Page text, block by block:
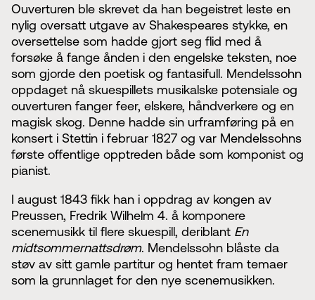
Ouverturen ble skrevet da han begeistret leste en
nylig oversatt utgave av Shakespeares stykke, en
oversettelse som hadde gjort seg flid med å
forsøke å fange ånden i den engelske teksten, noe
som gjorde den poetisk og fantasifull. Mendelssohn
oppdaget nå skuespillets musikalske potensiale og
ouverturen fanger feer, elskere, håndverkere og en
magisk skog. Denne hadde sin urframføring på en
konsert i Stettin i februar 1827 og var Mendelssohns
første offentlige opptreden både som komponist og
pianist.
I august 1843 fikk han i oppdrag av kongen av
Preussen, Fredrik Wilhelm 4. å komponere
scenemusikk til flere skuespill, deriblant En
midtsommernattsdrøm. Mendelssohn blåste da
støv av sitt gamle partitur og hentet fram temaer
som la grunnlaget for den nye scenemusikken.